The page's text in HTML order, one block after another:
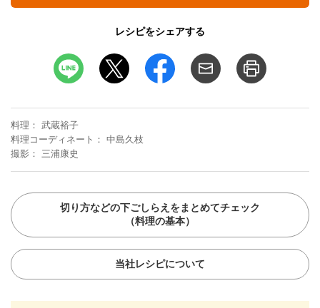
レシピをシェアする
料理
武蔵裕子
料理コーディネート
中島久枝
撮影
三浦康史
切り方などの下ごしらえをまとめてチェック
（料理の基本）
当社レシピについて